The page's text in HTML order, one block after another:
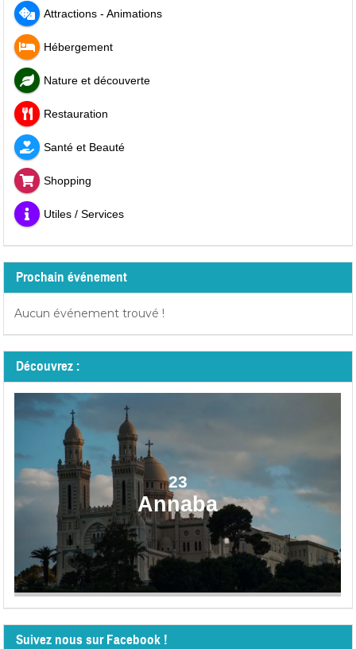
Attractions - Animations
Hébergement
Nature et découverte
Restauration
Santé et Beauté
Shopping
Utiles / Services
Prochain événement
Aucun événement trouvé !
Découvrez :
23
Annaba
Suivez nous sur Facebook !